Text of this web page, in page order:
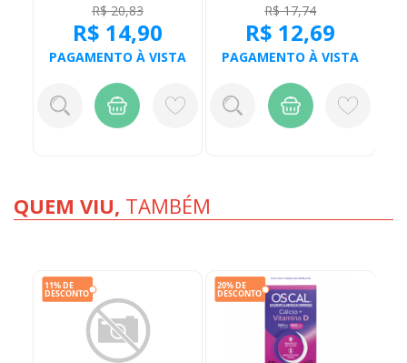
R$ 20,83
R$ 14,90
PAGAMENTO À VISTA
R$ 17,74
R$ 12,69
PAGAMENTO À VISTA
QUEM VIU, TAMBÉM